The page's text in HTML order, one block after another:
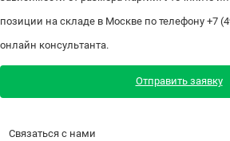
позиции на складе в Москве по телефону +7
онлайн консультанта.
Отправить заявку
Связаться с нами